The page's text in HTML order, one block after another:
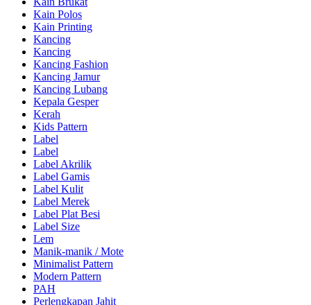
Kain Polos
Kain Printing
Kancing
Kancing
Kancing Fashion
Kancing Jamur
Kancing Lubang
Kepala Gesper
Kerah
Kids Pattern
Label
Label
Label Akrilik
Label Gamis
Label Kulit
Label Merek
Label Plat Besi
Label Size
Lem
Manik-manik / Mote
Minimalist Pattern
Modern Pattern
PAH
Perlengkapan Jahit